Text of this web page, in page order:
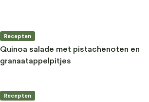
Recepten
Quinoa salade met pistachenoten en
granaatappelpitjes
Recepten